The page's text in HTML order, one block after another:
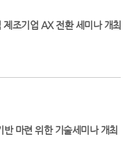
제조기업 AX 전환 세미나 개최 (
반 마련 위한 기술세미나 개최 (